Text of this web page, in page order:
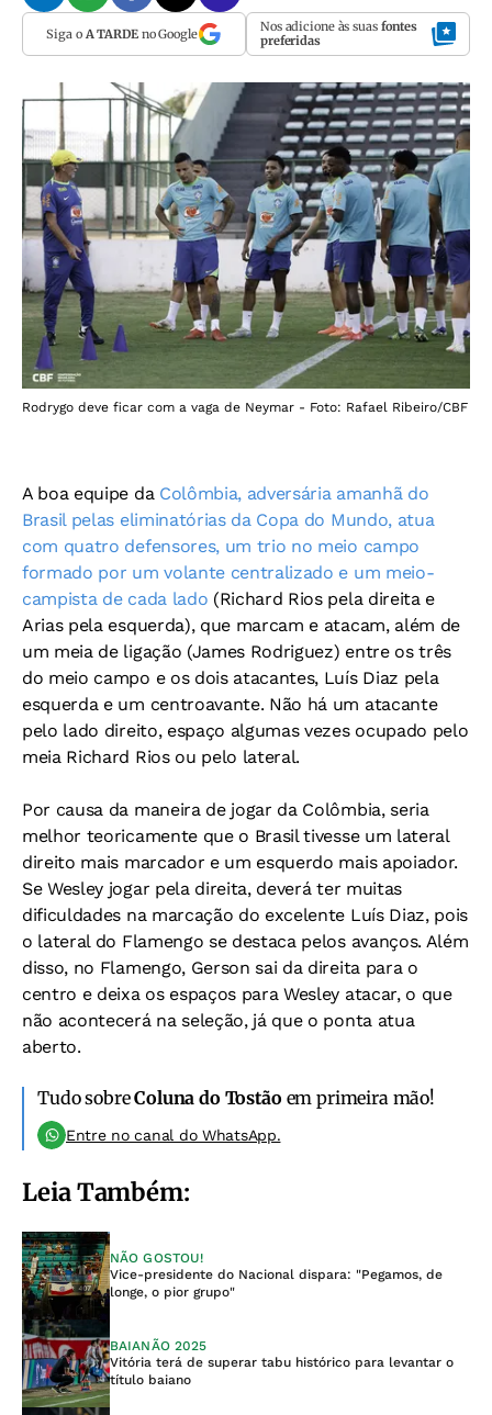
Siga o A TARDEno Google Nos adicione às suas fontes
preferidas
Rodrygo deve ficar com a vaga de Neymar - Foto: Rafael Ribeiro/CBF
A boa equipe da Colômbia, adversária amanhã do
Brasil pelas eliminatórias da Copa do Mundo, atua
com quatro defensores, um trio no meio campo
formado por um volante centralizado e um meio-
campista de cada lado (Richard Rios pela direita e
Arias pela esquerda), que marcam e atacam, além de
um meia de ligação (James Rodriguez) entre os três
do meio campo e os dois atacantes, Luís Diaz pela
esquerda e um centroavante. Não há um atacante
pelo lado direito, espaço algumas vezes ocupado pelo
meia Richard Rios ou pelo lateral.
Por causa da maneira de jogar da Colômbia, seria
melhor teoricamente que o Brasil tivesse um lateral
direito mais marcador e um esquerdo mais apoiador.
Se Wesley jogar pela direita, deverá ter muitas
dificuldades na marcação do excelente Luís Diaz, pois
o lateral do Flamengo se destaca pelos avanços. Além
disso, no Flamengo, Gerson sai da direita para o
centro e deixa os espaços para Wesley atacar, o que
não acontecerá na seleção, já que o ponta atua
aberto.
Tudo sobreColuna do Tostão em primeira mão!
Entre no canal do WhatsApp.
Leia Também:
NÃO GOSTOU!
Vice-presidente do Nacional dispara: "Pegamos, de
longe, o pior grupo"
BAIANÃO 2025
Vitória terá de superar tabu histórico para levantar o
título baiano